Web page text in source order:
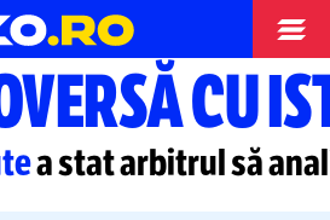
CU
a stat arbitrul să